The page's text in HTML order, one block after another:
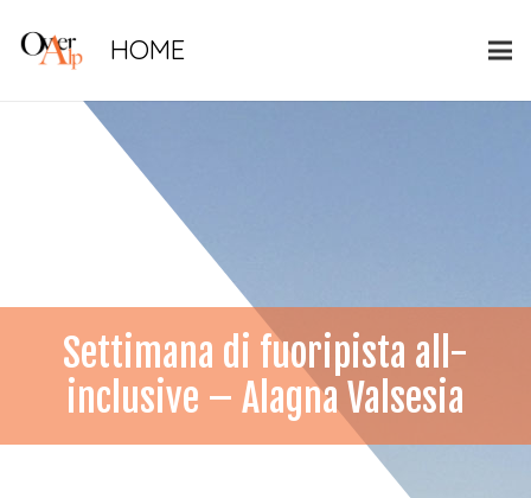
HOME
Settimana di fuoripista all-
inclusive – Alagna Valsesia